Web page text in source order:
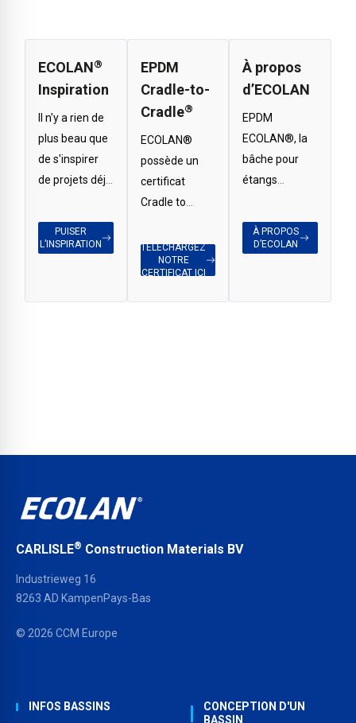
ECOLAN®
Inspiration
Il n'y a rien de
plus beau que
de s'inspirer
de projets déjà
Visitez notre
page
PUISER
L’INSPIRATION
EPDM
Cradle-to-
Cradle®
ECOLAN®
possède un
certificat
Cradle to
TELECHARGEZ
NOTRE
CERTIFICAT ICI
À propos
d’ECOLAN
EPDM
ECOLAN®, la
bâche pour
étangs
professionnels.
En savoir plus
À PROPOS
D’ECOLAN
CARLISLE® Construction Materials BV
Industrieweg 16
8263 AD KampenPays-Bas
© 2026 CCM Europe
INFOS BASSINS
CONCEPTION D'UN
BASSIN